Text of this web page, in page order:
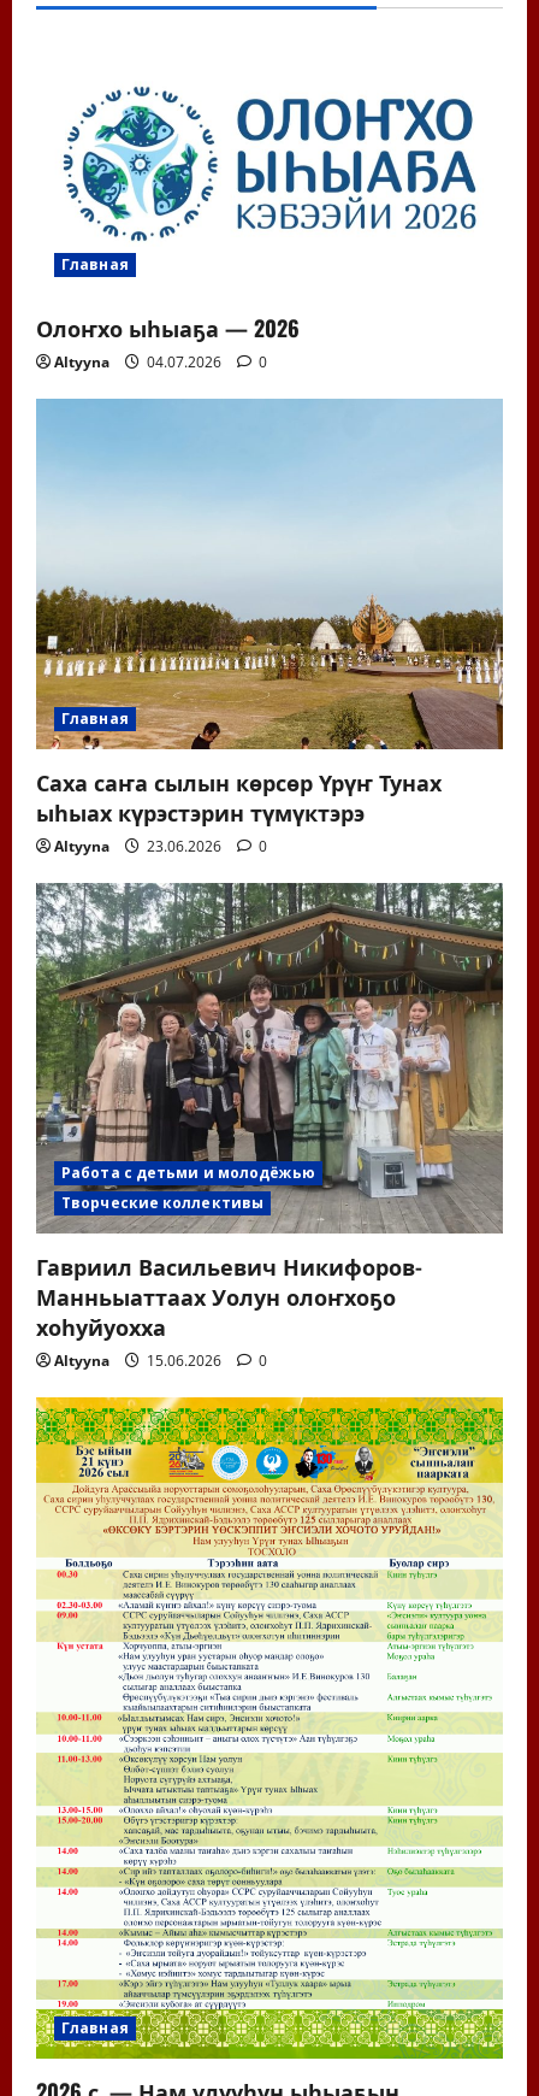
Главная
Олоҥхо ыһыаҕа — 2026
Altyyna 04.07.2026 0
Главная
Саха саҥа сылын көрсөр Үрүҥ Тунах
ыһыах күрэстэрин түмүктэрэ
Altyyna 23.06.2026 0
Работа с детьми и молодёжью
Творческие коллективы
Гавриил Васильевич Никифоров-
Манньыаттаах Уолун олоҥхоҕо
хоһуйуохха
Altyyna 15.06.2026 0
Главная